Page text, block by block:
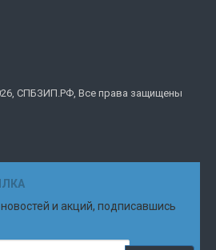
СПБЗИП.РФ, Все права защищены
и акций, подписавшись